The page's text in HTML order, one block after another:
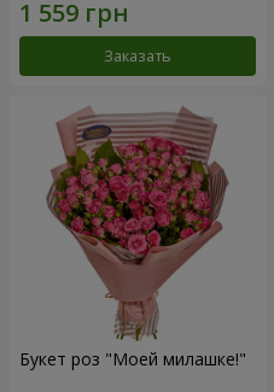
Заказать
Букет роз "Моей милашке!"